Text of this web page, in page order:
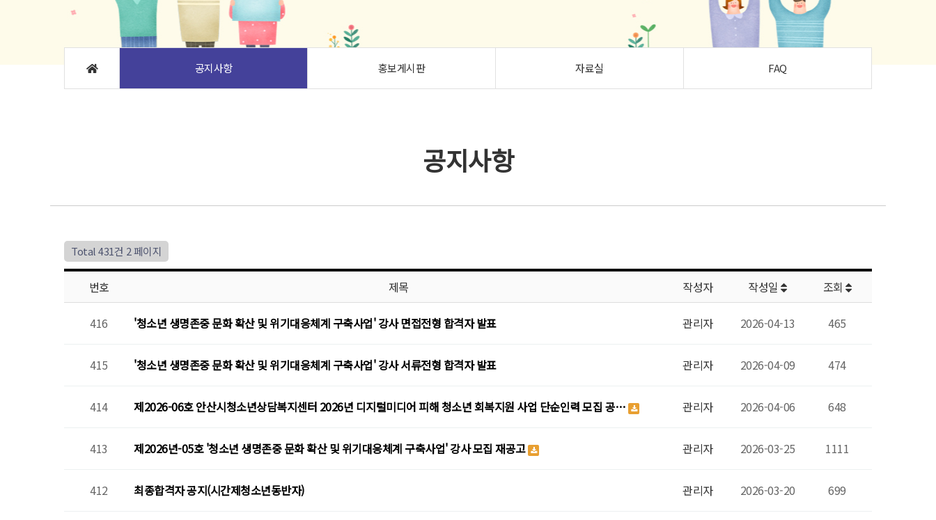
공지사항 홍보게시판 자료실 FAQ
공지사항
Total 431건 2 페이지
번호 제목 작성자 작성일 조회
416 '청소년 생명존중 문화 확산 및 위기대응체계 구축사업' 강사 면접전형 합격자 발표 관리자 2026-04-13 465
415 '청소년 생명존중 문화 확산 및 위기대응체계 구축사업' 강사 서류전형 합격자 발표 관리자 2026-04-09 474
414 제2026-06호 안산시청소년상담복지센터 2026년 디지털미디어 피해 청소년 회복지원 사업 단순인력 모집 공… 관리자 2026-04-06 648
413 제2026년-05호 '청소년 생명존중 문화 확산 및 위기대응체계 구축사업' 강사 모집 재공고 관리자 2026-03-25 1111
412 최종합격자 공지(시간제청소년동반자) 관리자 2026-03-20 699